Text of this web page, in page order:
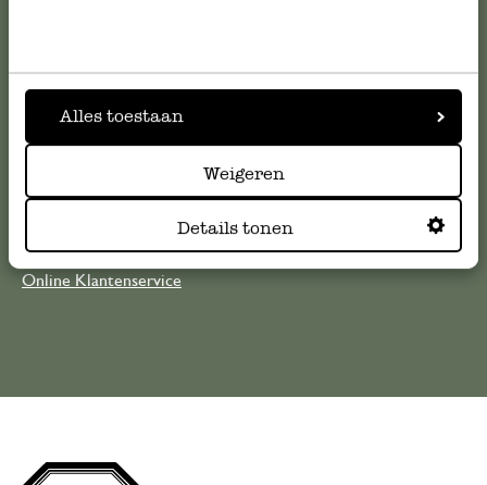
Alles toestaan
Weigeren
Details tonen
klantenservice. Of bekijk hier het antwoord op de
meestgestelde vragen.
Online Klantenservice